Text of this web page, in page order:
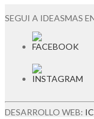
SEGUI A IDEASMAS
DESARROLLO WEB: